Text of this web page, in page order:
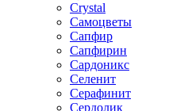
Сrystal
Самоцветы
Сапфир
Сапфирин
Сардоникс
Селенит
Серафинит
Сердолик